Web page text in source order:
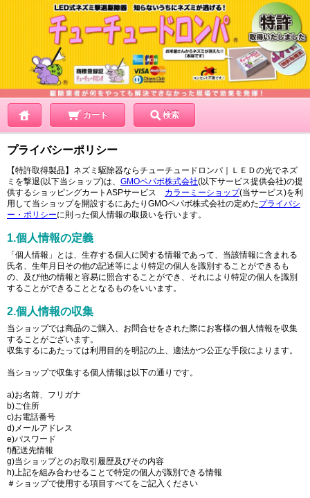
カート 検索
プライバシーポリシー
【特許取得製品】ネズミ駆除器ならチューチュードロンパ｜ＬＥＤの光でネズ
ミを撃退(以下当ショップ)は、 GMOペパボ株式会社(以下サービス提供会社)の提
供するショッピングカートASPサービス カラーミーショップ(当サービス)を利
用して当ショップを開設するにあたりGMOペパボ株式会社の定めたプライバシ
ー・ポリシーに則った個人情報の取扱いを行います。
1.個人情報の定義
「個人情報」とは、生存する個人に関する情報であって、当該情報に含まれる
氏名、生年月日その他の記述等により特定の個人を識別することができるも
の、及び他の情報と容易に照合することができ、それにより特定の個人を識別
することができることとなるものをいいます。
2.個人情報の収集
当ショップでは商品のご購入、お問合せをされた際にお客様の個人情報を収集
することがございます。
収集するにあたっては利用目的を明記の上、適法かつ公正な手段によります。
当ショップで収集する個人情報は以下の通りです。
a)お名前、フリガナ
b)ご住所
c)お電話番号
d)メールアドレス
e)パスワード
f)配送先情報
g)当ショップとのお取引履歴及びその内容
h)上記を組み合わせることで特定の個人が識別できる情報
＃ショップで使用する項目すべてをご記入ください